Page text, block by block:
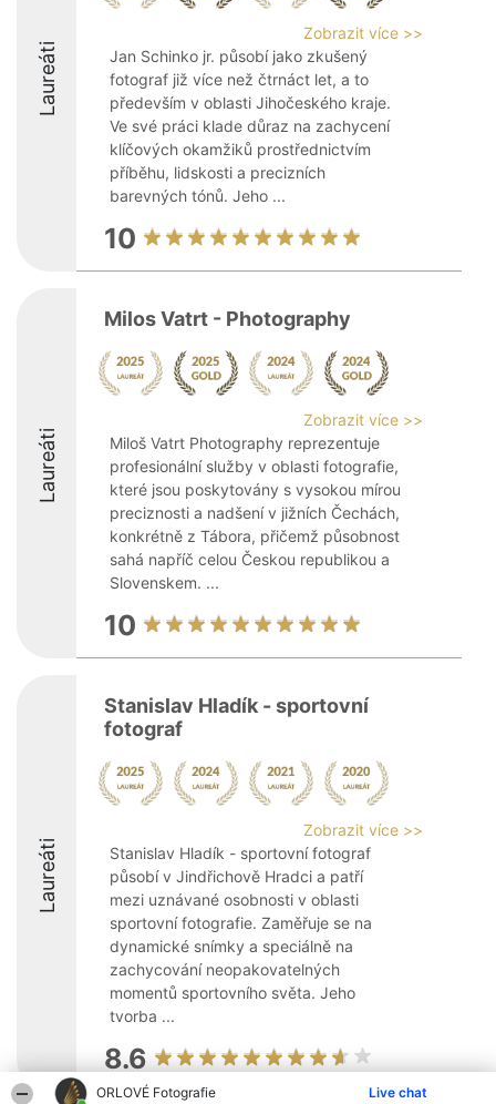
ORLOVÉ Fotografie Live chat
Laureáti
Zobrazit více >>
Jan Schinko jr. působí jako zkušený
fotograf již více než čtrnáct let, a to
především v oblasti Jihočeského kraje.
Ve své práci klade důraz na zachycení
klíčových okamžiků prostřednictvím
příběhu, lidskosti a precizních
barevných tónů. Jeho ...
10
Laureáti
Milos Vatrt - Photography
Zobrazit více >>
Miloš Vatrt Photography reprezentuje
profesionální služby v oblasti fotografie,
které jsou poskytovány s vysokou mírou
preciznosti a nadšení v jižních Čechách,
konkrétně z Tábora, přičemž působnost
sahá napříč celou Českou republikou a
Slovenskem. ...
10
Laureáti
Stanislav Hladík - sportovní
fotograf
Zobrazit více >>
Stanislav Hladík - sportovní fotograf
působí v Jindřichově Hradci a patří
mezi uznávané osobnosti v oblasti
sportovní fotografie. Zaměřuje se na
dynamické snímky a speciálně na
zachycování neopakovatelných
momentů sportovního světa. Jeho
tvorba ...
8.6